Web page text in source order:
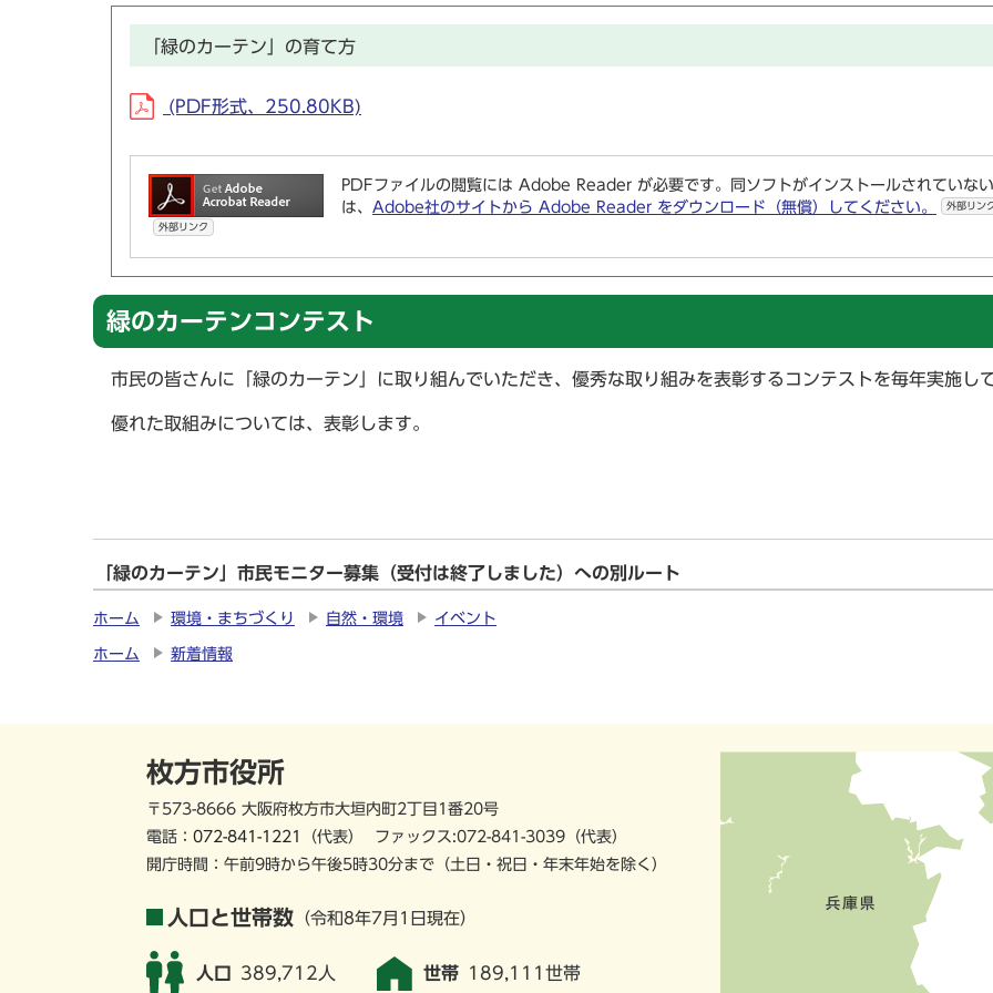
「緑のカーテン」の育て方
(PDF形式、250.80KB)
外部リンク
PDFファイルの閲覧には Adobe Reader が必要です。同ソフトがインストールされていな
は、 Adobe社のサイトから Adobe Reader をダウンロード（無償）してください。 外部リン
緑のカーテンコンテスト
市民の皆さんに「緑のカーテン」に取り組んでいただき、優秀な取り組みを表彰するコンテストを毎年実施し
優れた取組みについては、表彰します。
「緑のカーテン」市民モニター募集（受付は終了しました）への別ルート
ホーム 環境・まちづくり 自然・環境 イベント
ホーム 新着情報
枚方市役所
〒573-8666 大阪府枚方市大垣内町2丁目1番20号
電話： 072-841-1221 （代表） ファックス:072-841-3039（代表）
開庁時間：午前9時から午後5時30分まで （土日・祝日・年末年始を除く）
人口と世帯数 （令和8年7月1日現在）
人口 389,712人 世帯 189,111世帯